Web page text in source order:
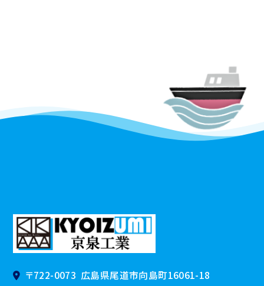
〒722-0073 広島県尾道市向島町16061-18